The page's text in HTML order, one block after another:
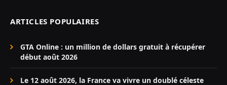
ARTICLES POPULAIRES
GTA Online : un million de dollars gratuit à récupérer
début août 2026
Le 12 août 2026, la France va vivre un doublé céleste